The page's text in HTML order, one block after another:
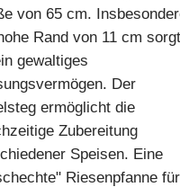
von 65 cm.
Rand von 11 cm sorgt
gewaltiges
Der
ermöglicht die
Zubereitung
Speisen. Eine
Riesenpfanne für